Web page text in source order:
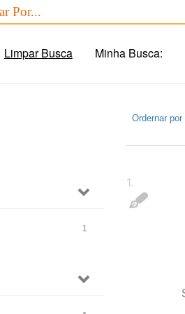
Limpar Busca Minha Busca:
1
Ordernar por
1.